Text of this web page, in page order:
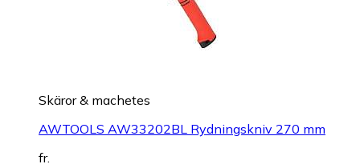
Skäror & machetes
AWTOOLS AW33202BL Rydningskniv 270 mm
fr.